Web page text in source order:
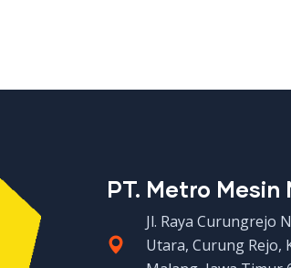
PT. Metro Mesin
Jl. Raya Curungrejo
Utara, Curung Rejo,